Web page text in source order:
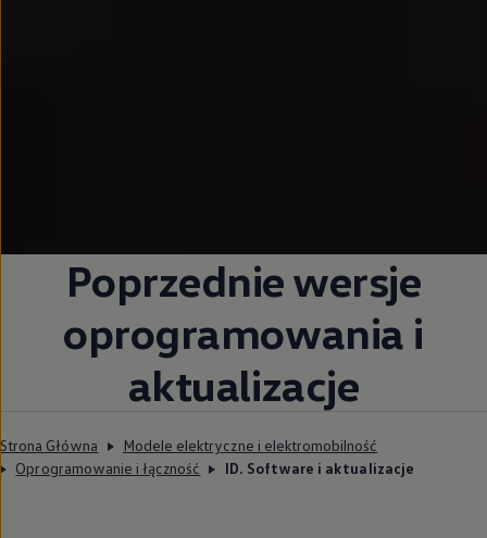
Poprzednie wersje
oprogramowania i
aktualizacje
Strona Główna
Modele elektryczne i elektromobilność
Oprogramowanie i łączność
ID. Software i aktualizacje